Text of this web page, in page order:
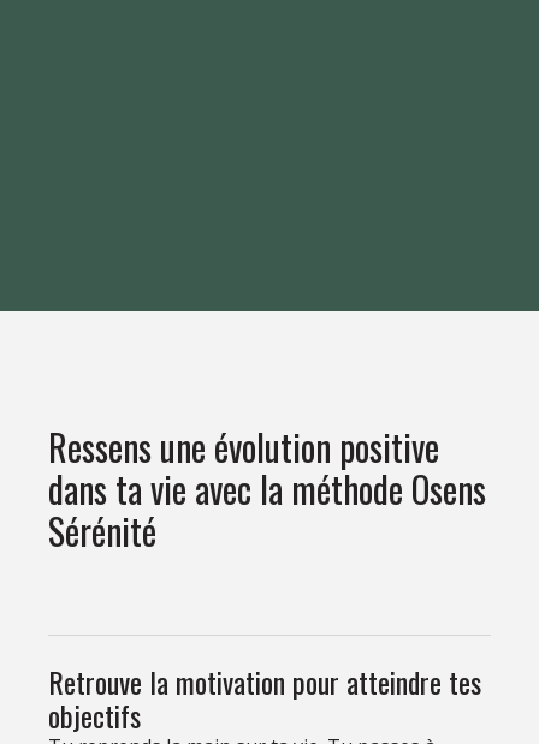
Ressens une évolution positive
dans ta vie avec la méthode Osens
Sérénité
Retrouve la motivation pour atteindre tes
objectifs